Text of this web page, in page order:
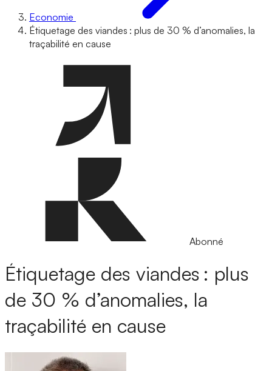
Economie
Étiquetage des viandes : plus de 30 % d’anomalies, la
traçabilité en cause
Abonné
Étiquetage des viandes : plus
de 30 % d’anomalies, la
traçabilité en cause